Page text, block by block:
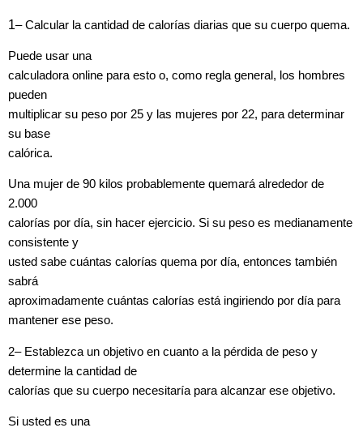
1–Calcular la cantidad de calorías diarias que su cuerpo quema.
Puede usar una
calculadora online para esto o, como regla general, los hombres
pueden
multiplicar su peso por 25 y las mujeres por 22, para determinar
su base
calórica.
Una mujer de 90 kilos probablemente quemará alrededor de
2.000
calorías por día, sin hacer ejercicio. Si su peso es medianamente
consistente y
usted sabe cuántas calorías quema por día, entonces también
sabrá
aproximadamente cuántas calorías está ingiriendo por día para
mantener ese peso.
2– Establezca un objetivo en cuanto a la pérdida de peso y
determine la cantidad de
calorías que su cuerpo necesitaría para alcanzar ese objetivo.
Si usted es una